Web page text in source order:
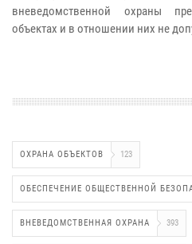
вневедомственной охраны
объектах и в отношении них не
ОХРАНА ОБЪЕКТОВ 123
ОБЕСПЕЧЕНИЕ ОБЩЕСТВЕННОЙ
ВНЕВЕДОМСТВЕННАЯ ОХРАНА 393